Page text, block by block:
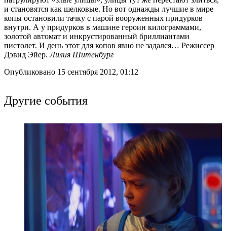
и становятся как шелковые. Но вот однажды лучшие в мире
копы остановили тачку с парой вооруженных придурков
внутри. А у придурков в машине героин килограммами,
золотой автомат и инкрустированный бриллиантами
пистолет. И день этот для копов явно не задался… Режиссер
Дэвид Эйер.Лилия Шитенбург
Опубликовано 15 сентября 2012, 01:12
Другие события